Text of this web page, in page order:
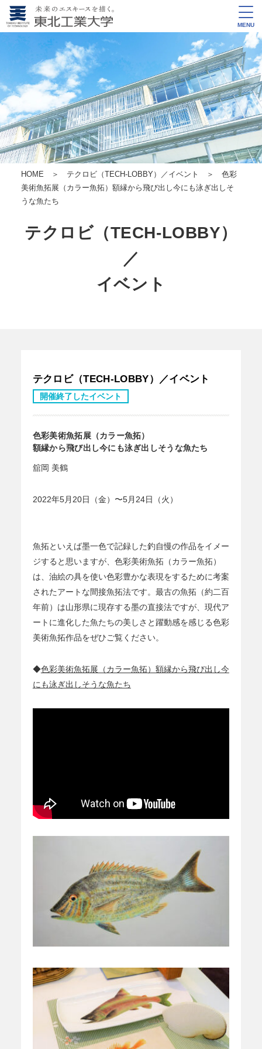
MENU
HOME ＞ テクロビ（TECH-LOBBY）／イベント ＞ 色彩
美術魚拓展（カラー魚拓） 額縁から飛び出し今にも泳ぎ出しそ
うな魚たち
テクロビ（TECH-LOBBY）
／
イベント
テクロビ（TECH-LOBBY）／イベント
開催終了したイベント
色彩美術魚拓展（カラー魚拓）
額縁から飛び出し今にも泳ぎ出しそうな魚たち
舘岡 美鶴
2022年5月20日（金）〜5月24日（火）
魚拓といえば墨一色で記録した釣自慢の作品をイメー
ジすると思いますが、色彩美術魚拓（カラー魚拓）
は、油絵の具を使い色彩豊かな表現をするために考案
されたアートな間接魚拓法です。最古の魚拓（約二百
年前）は山形県に現存する墨の直接法ですが、現代ア
ートに進化した魚たちの美しさと躍動感を感じる色彩
美術魚拓作品をぜひご覧ください。
◆色彩美術魚拓展（カラー魚拓）額縁から飛び出し今
にも泳ぎ出しそうな魚たち